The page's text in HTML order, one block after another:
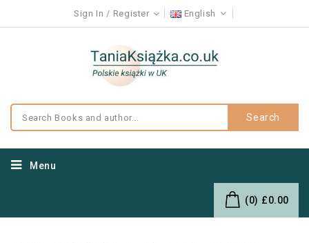
Sign In Register English
Search
Menu
(0) £0.00